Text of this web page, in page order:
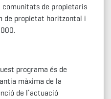
comunitats de propietaris
de propietat horitzontal i
programa és de
màxima de la
de l’actuació